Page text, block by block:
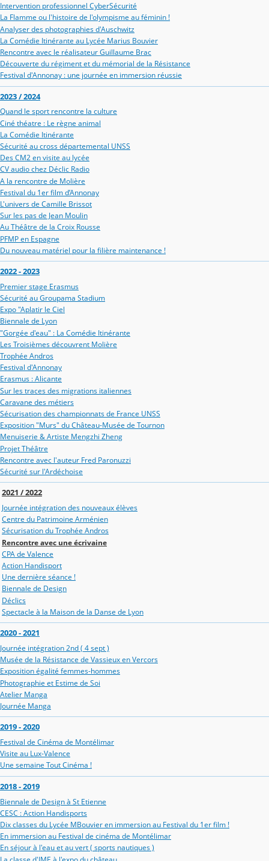
Intervention professionnel CyberSécurité
La Flamme ou l'histoire de l'olympisme au féminin !
Analyser des photographies d'Auschwitz
La Comédie Itinérante au Lycée Marius Bouvier
Rencontre avec le réalisateur Guillaume Brac
Découverte du régiment et du mémorial de la Résistance
Festival d'Annonay : une journée en immersion réussie
2023 / 2024
Quand le sport rencontre la culture
Ciné théatre : Le règne animal
La Comédie Itinérante
Sécurité au cross départemental UNSS
Des CM2 en visite au lycée
CV audio chez Déclic Radio
A la rencontre de Molière
Festival du 1er film d’Annonay
L'univers de Camille Brissot
Sur les pas de Jean Moulin
Au Théâtre de la Croix Rousse
PFMP en Espagne
Du nouveau matériel pour la filière maintenance !
2022 - 2023
Premier stage Erasmus
Sécurité au Groupama Stadium
Expo "Aplatir le Ciel
Biennale de Lyon
"Gorgée d'eau" : La Comédie Itinérante
Les Troisièmes découvrent Molière
Trophée Andros
Festival d'Annonay
Erasmus : Alicante
Sur les traces des migrations italiennes
Caravane des métiers
Sécurisation des championnats de France UNSS
Exposition "Murs" du Château-Musée de Tournon
Menuiserie & Artiste Mengzhi Zheng
Projet Théâtre
Rencontre avec l'auteur Fred Paronuzzi
Sécurité sur l'Ardéchoise
2021 / 2022
Journée intégration des nouveaux élèves
Centre du Patrimoine Arménien
Sécurisation du Trophée Andros
Rencontre avec une écrivaine
CPA de Valence
Action Handisport
Une dernière séance !
Biennale de Design
Déclics
Spectacle à la Maison de la Danse de Lyon
2020 - 2021
Journée intégration 2nd ( 4 sept )
Musée de la Résistance de Vassieux en Vercors
Exposition égalité femmes-hommes
Photographie et Estime de Soi
Atelier Manga
Journée Manga
2019 - 2020
Festival de Cinéma de Montélimar
Visite au Lux-Valence
Une semaine Tout Cinéma !
2018 - 2019
Biennale de Design à St Etienne
CESC : Action Handisports
Dix classes du Lycée MBouvier en immersion au Festival du 1er film !
En immersion au Festival de cinéma de Montélimar
En séjour à l'eau et au vert ( sports nautiques )